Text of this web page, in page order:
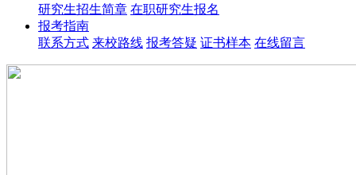
研究生招生简章 在职研究生报名
报考指南
联系方式 来校路线 报考答疑 证书样本 在线留言